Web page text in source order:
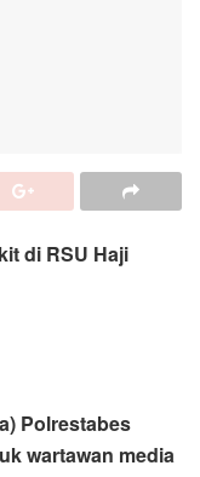
di RSU Haji
Polrestabes
wartawan media